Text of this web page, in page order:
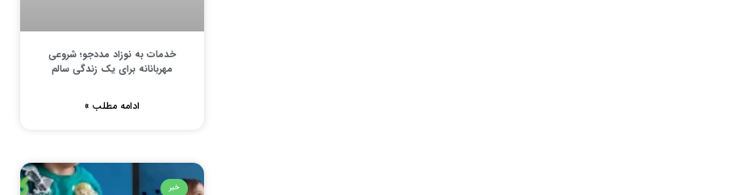
خدمات به نوزاد مددجو؛ شروعی
مهربانانه برای یک زندگی سالم
ادامه مطلب »
خبر